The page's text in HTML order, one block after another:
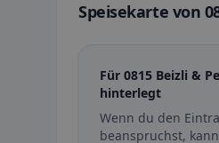
Speisekarte von
Für 0815 Beizli &
hinterlegt
Wenn du den
beanspruchst,